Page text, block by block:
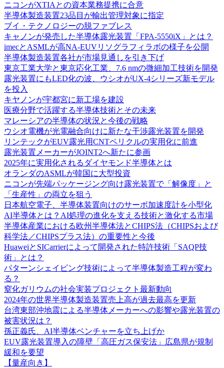
ニコンがXTIAとの資本業務提携に合意
半導体製造装置23品目が輸出管理対象に指定
ブイ・テクノロジーの脱ファブレス
キャノンが発売した半導体露光装置「FPA-5550iX」とは？
imecとASMLが高NA-EUVリソグラフィラボの様子を公開
半導体製造装置各社が市場見通しを引き下げ
東京工業大学と東京応化工業、7.6 nmの微細加工技術を開発
露光装置にもLED化の波、ウシオがUX-4シリーズ新モデル
を投入
キヤノンが宇都宮に新工場を建設
医療分野で活躍する半導体技術とその未来
マレーシアの半導体の状況と今後の戦略
ウシオ電機が光電融合向けに新たな干渉露光装置を開発
リンテックがEUV露光用CNTペリクルの実用化に前進
露光装置メーカーがJOINT2へ新たに参画
2025年に実用化されるダイヤモンド半導体とは
オランダのASMLが韓国に大型投資
ニコンが先端パッケージング向け露光装置で「解像度」と
「生産性」の両立を狙う
日本航空電子、半導体装置向けのサーボ加速度計を小型化
AI半導体とは？AI処理の進化を支える技術と激化する市場
半導体産業における欧州半導体法とCHIPS法（CHIPSおよび
科学法／CHIPSプラス法）の重要性と今後
HuaweiとSICarrierによって開発された特許技術「SAQP技
術」とは？
パターンシェイピング技術によって半導体製造工程が変わ
る？
窒化ガリウムの社会実装プロジェクト最新動向
2024年の世界半導体製造装置売上高が過去最高を更新
台湾東部沖地震による半導体メーカーへの影響や露光装置の
被害状況は？
孫正義氏、AI半導体ベンチャーを立ち上げか
EUV露光装置導入の障壁「高圧ガス保安法」広島県が規制
緩和を要望
【量産向き】